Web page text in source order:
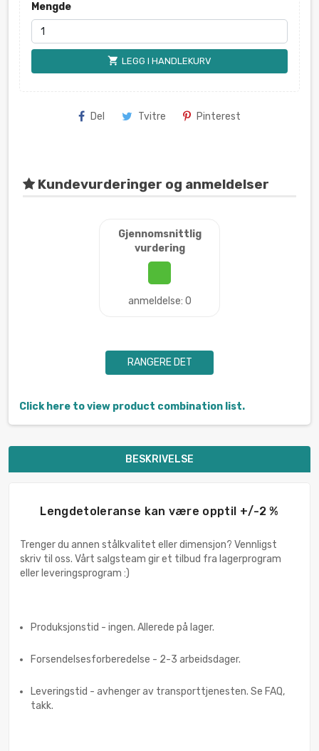
Mengde
shopping_cart LEGG I HANDLEKURV
Del Tvitre Pinterest
Kundevurderinger og anmeldelser
Gjennomsnittlig
vurdering
anmeldelse: 0
RANGERE DET
Click here to view product combination list.
BESKRIVELSE
Lengdetoleranse kan være opptil +/-2 %
Trenger du annen stålkvalitet eller dimensjon? Vennligst
skriv til oss. Vårt salgsteam gir et tilbud fra lagerprogram
eller leveringsprogram :)
Produksjonstid - ingen. Allerede på lager.
Forsendelsesforberedelse - 2-3 arbeidsdager.
Leveringstid - avhenger av transporttjenesten. Se FAQ,
takk.